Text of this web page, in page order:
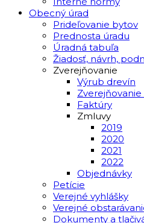
Obecný úrad
Prideľovanie bytov
Prednosta úradu
Úradná tabuľa
Žiadosť, návrh,
Zverejňovanie
Výrub drevín
Faktúry
Zmluvy
2019
2020
2021
2022
Objednávky
Petície
Verejné vyhlášky
Verejné
Dokumenty a